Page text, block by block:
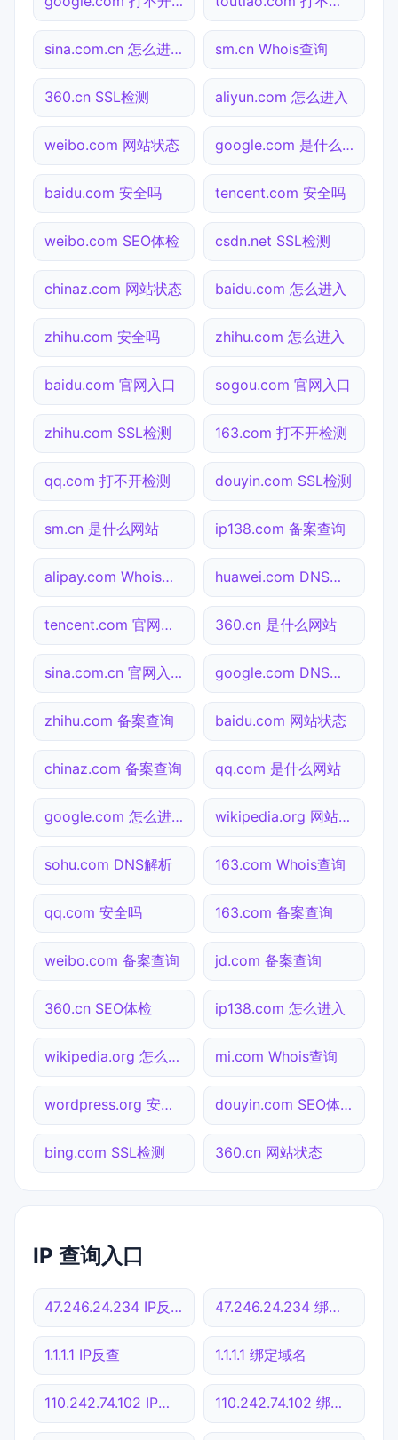
sina.com.cn 怎么进入 sm.cn Whois查询
360.cn SSL检测 aliyun.com 怎么进入
weibo.com 网站状态 google.com 是什么网站
baidu.com 安全吗 tencent.com 安全吗
weibo.com SEO体检 csdn.net SSL检测
chinaz.com 网站状态 baidu.com 怎么进入
zhihu.com 安全吗 zhihu.com 怎么进入
baidu.com 官网入口 sogou.com 官网入口
zhihu.com SSL检测 163.com 打不开检测
qq.com 打不开检测 douyin.com SSL检测
sm.cn 是什么网站 ip138.com 备案查询
alipay.com Whois查询 huawei.com DNS解析
tencent.com 官网入口 360.cn 是什么网站
sina.com.cn 官网入口 google.com DNS解析
zhihu.com 备案查询 baidu.com 网站状态
chinaz.com 备案查询 qq.com 是什么网站
google.com 怎么进入 wikipedia.org 网站状态
sohu.com DNS解析 163.com Whois查询
qq.com 安全吗 163.com 备案查询
weibo.com 备案查询 jd.com 备案查询
360.cn SEO体检 ip138.com 怎么进入
wikipedia.org 怎么进入 mi.com Whois查询
wordpress.org 安全吗 douyin.com SEO体检
bing.com SSL检测 360.cn 网站状态
IP 查询入口
47.246.24.234 IP反查 47.246.24.234 绑定域名
1.1.1.1 IP反查 1.1.1.1 绑定域名
110.242.74.102 IP反查 110.242.74.102 绑定域名